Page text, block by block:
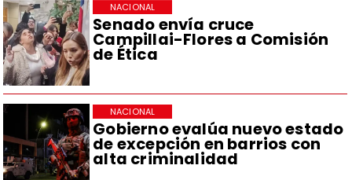
Senado envía cruce
Campillai-Flores a Comisión
de Ética
NACIONAL
Gobierno evalúa nuevo estado
de excepción en barrios con
alta criminalidad
NACIONAL